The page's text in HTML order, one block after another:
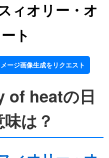
ィオリー・オ
ト
ージ画像生成をリクエスト
heatの日
は？